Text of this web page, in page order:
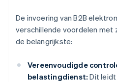
De invoering van B2B
verschillende voordelen met
de belangrijkste:
Vereenvoudigde
belastingdienst: Dit